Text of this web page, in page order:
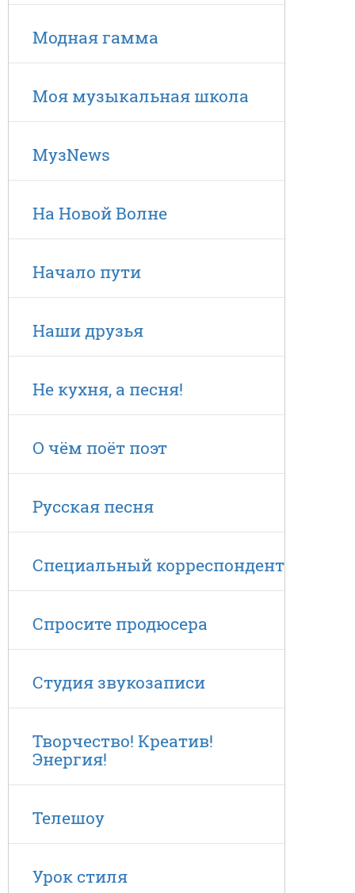
Модная гамма
Моя музыкальная школа
МузNews
На Новой Волне
Начало пути
Наши друзья
Не кухня, а песня!
О чём поёт поэт
Русская песня
Специальный корреспондент
Спросите продюсера
Студия звукозаписи
Творчество! Креатив!
Энергия!
Телешоу
Урок стиля